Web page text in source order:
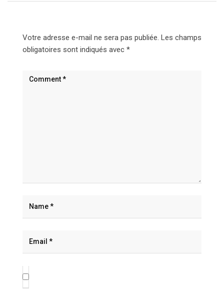
Votre adresse e-mail ne sera pas publiée. Les champs
obligatoires sont indiqués avec *